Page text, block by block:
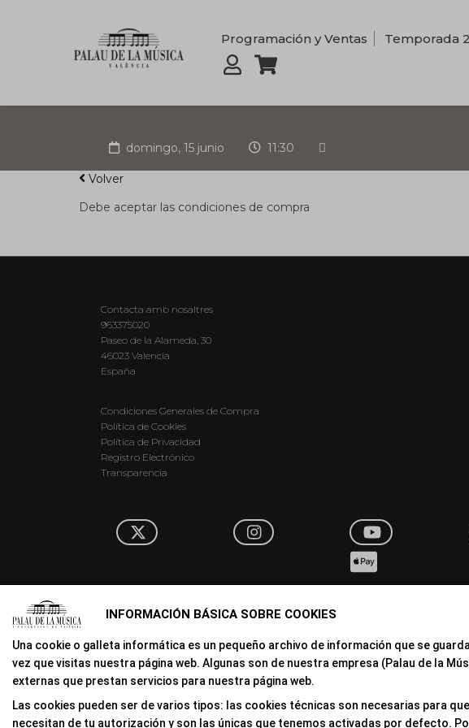
Programación y Ventas Temporada
domingo, 15 junio 11:30
Volver
Debe aceptar las condiciones de compra
Contacta amb nosaltres
963375020
Paseo de la Alameda, 30
46023 Valencia
España
Condiciones Generales de Compra
Política de Cookies
Política de Privacidad
Registro Electrónico
Transparencia
INFORMACIÓN BÁSICA SOBRE COOKIES
Una cookie o galleta informática es un pequeño archivo de información que se
vez que visitas nuestra página web. Algunas son de nuestra empresa (Palau de la
externas que prestan servicios para nuestra página web.
Las cookies pueden ser de varios tipos: las cookies técnicas son necesarias para
necesitan de tu autorización y son las únicas que tenemos activadas por defecto.